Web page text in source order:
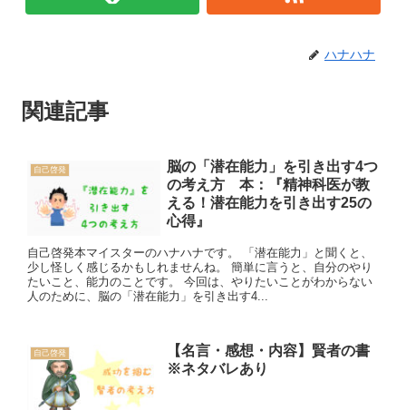
ハナハナ
関連記事
自己啓発
脳の「潜在能力」を引き出す4つ
の考え方 本：『精神科医が教
える！潜在能力を引き出す25の
心得』
自己啓発本マイスターのハナハナです。 「潜在能力」と聞くと、
少し怪しく感じるかもしれませんね。 簡単に言うと、自分のやり
たいこと、能力のことです。 今回は、やりたいことがわからない
人のために、脳の「潜在能力」を引き出す4...
自己啓発
【名言・感想・内容】賢者の書
※ネタバレあり